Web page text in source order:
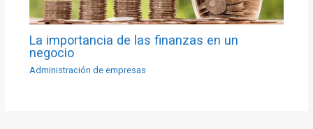
La importancia de las finanzas en un
negocio
Administración de empresas